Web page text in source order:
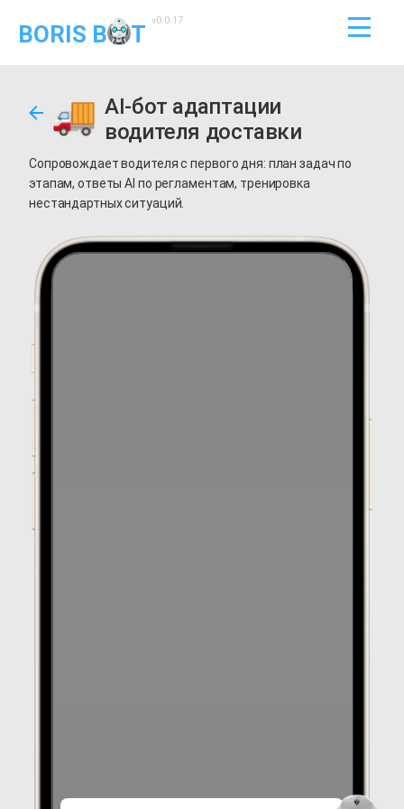
BORIS B T
v0.0.17
AI-бот адаптации
водителя доставки
Сопровождает водителя с первого дня: план задач по
этапам, ответы AI по регламентам, тренировка
нестандартных ситуаций.